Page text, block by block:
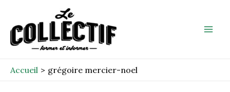
contenu
Accueil grégoire mercier-noel